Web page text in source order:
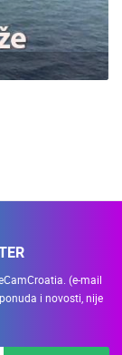
(e-mail
i novosti, nije